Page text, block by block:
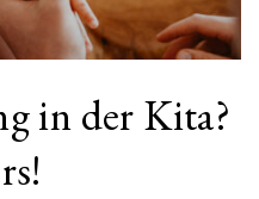
in der Kita?